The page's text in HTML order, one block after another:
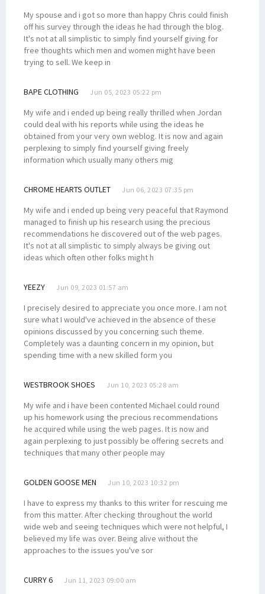
My spouse and i got so more than happy Chris could finish
off his survey through the ideas he had through the blog.
It's not at all simplistic to simply find yourself giving for
free thoughts which men and women might have been
trying to sell. We keep in
BAPE CLOTHING Jun 05, 2023 05:22 pm
My wife and i ended up being really thrilled when Jordan
could deal with his reports while using the ideas he
obtained from your very own weblog. It is now and again
perplexing to simply find yourself giving freely
information which usually many others mig
CHROME HEARTS OUTLET Jun 06, 2023 07:35 pm
My wife and i ended up being very peaceful that Raymond
managed to finish up his research using the precious
recommendations he discovered out of the web pages.
It's not at all simplistic to simply always be giving out
ideas which often other folks might h
YEEZY Jun 09, 2023 01:57 am
I precisely desired to appreciate you once more. I am not
sure what I would've achieved in the absence of these
opinions discussed by you concerning such theme.
Completely was a daunting concern in my opinion, but
spending time with a new skilled form you
WESTBROOK SHOES Jun 10, 2023 05:28 am
My wife and i have been contented Michael could round
up his homework using the precious recommendations
he acquired while using the web pages. It is now and
again perplexing to just possibly be offering secrets and
techniques that many other people may
GOLDEN GOOSE MEN Jun 10, 2023 10:32 pm
I have to express my thanks to this writer for rescuing me
from this matter. After checking throughout the world
wide web and seeing techniques which were not helpful, I
believed my life was over. Being alive without the
approaches to the issues you've sor
CURRY 6 Jun 11, 2023 09:00 am